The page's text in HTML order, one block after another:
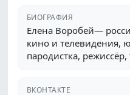
БИОГРАФИЯ
Елена Воробей—
кино и телевидения,
пародистка,
ВКОНТАКТЕ